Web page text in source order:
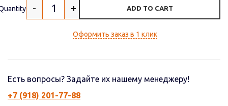
- + ADD TO CART
Оформить заказ в 1 клик
Есть вопросы? Задайте их нашему менеджеру!
+7 (918) 201-77-88